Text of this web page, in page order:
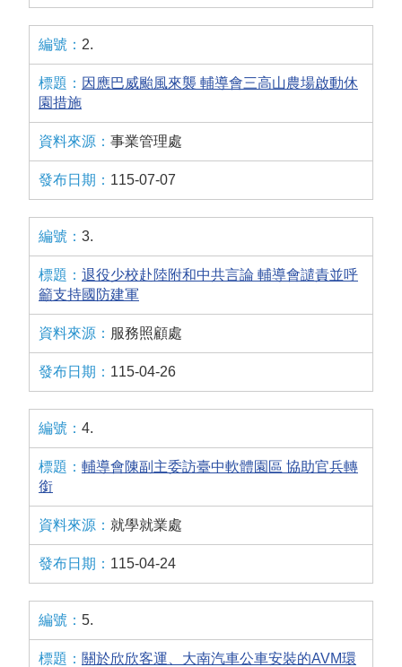
2.
因應巴威颱風來襲 輔導會三高山農場啟動休
園措施
事業管理處
115-07-07
3.
退役少校赴陸附和中共言論 輔導會譴責並呼
籲支持國防建軍
服務照顧處
115-04-26
4.
輔導會陳副主委訪臺中軟體園區 協助官兵轉
銜
就學就業處
115-04-24
5.
關於欣欣客運、大南汽車公車安裝的AVM環